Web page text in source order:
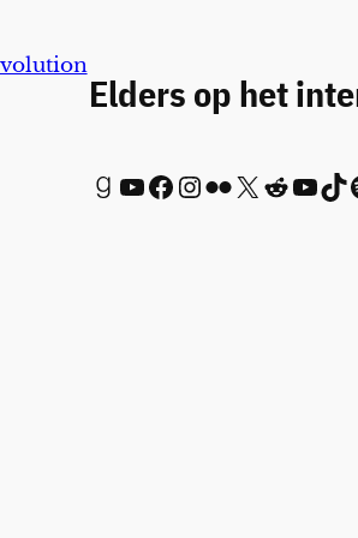
Elders op het
Goodreads YouTube Facebook InstagramFlickr X Reddit YouTube TikTok